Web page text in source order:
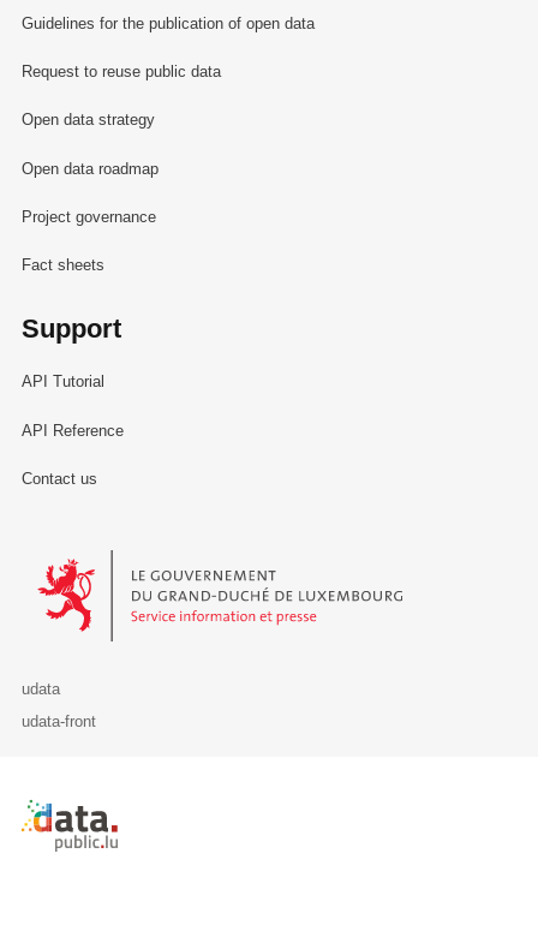
Guidelines for the publication of open data
Request to reuse public data
Open data strategy
Open data roadmap
Project governance
Fact sheets
Support
API Tutorial
API Reference
Contact us
Le Gouvernement du Grand-Duché de Luxembourg - Service
udata
udata-front
Retour à l'accueil de data.public.lu